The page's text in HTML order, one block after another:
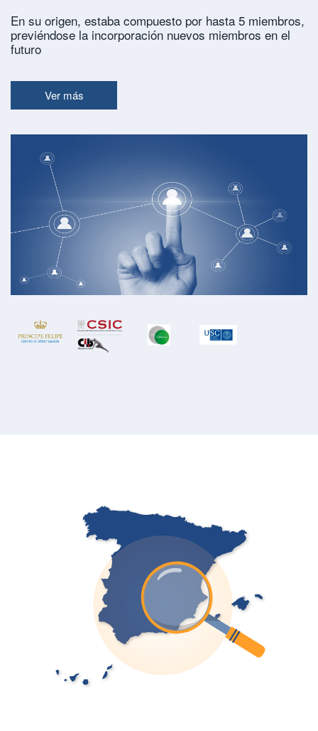
En su origen, estaba compuesto por hasta 5 miembros,
previéndose la incorporación nuevos miembros en el
futuro
Ver más